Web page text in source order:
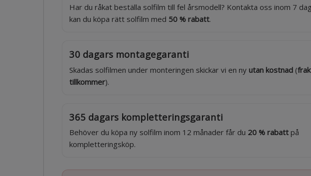
Har du råkat beställa solfilm till fel årsmodell? Kontakta oss inom 7
kan du köpa rätt solfilm med 50 % rabatt.
30 dagars montagegaranti
Skadas solfilmen under monteringen skickar vi en ny utan kostnad (
tillkommer).
365 dagars kompletteringsgaranti
Behöver du köpa ny solfilm inom 12 månader får du 20 % rabatt på
kompletteringsköp.